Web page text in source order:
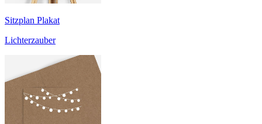
Sitzplan Plakat
Lichterzauber